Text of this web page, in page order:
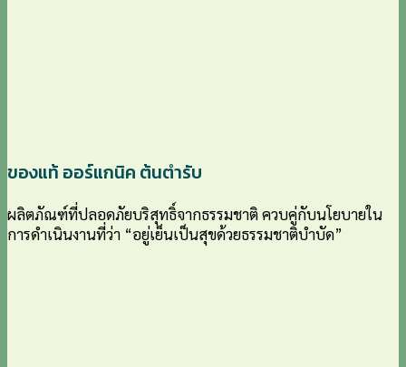
ของแท้ ออร์แกนิค ต้นตำรับ
ผลิตภัณฑ์ที่ปลอดภัยบริสุทธิ์จากธรรมชาติ ควบคู่กับนโยบายใน
การดำเนินงานที่ว่า “อยู่เย็นเป็นสุขด้วยธรรมชาติบำบัด”